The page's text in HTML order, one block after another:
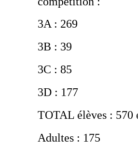
3A : 269
3B : 39
3C : 85
3D : 177
TOTAL élèves : 570
Adultes : 175